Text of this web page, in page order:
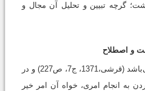
گرچه تبیین و تحلیل آن مجال و
«وعد» در لغت به معنای عهد می‌باشد (قرشى،1371، ج‏7، ص227) و در
به انجام امری، خواه آن امر خير